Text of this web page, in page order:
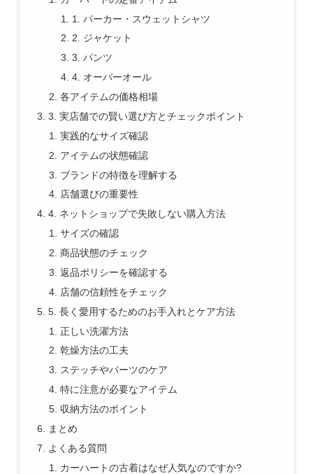
1. パーカー・スウェットシャツ
2. ジャケット
3. パンツ
4. オーバーオール
各アイテムの価格相場
3. 実店舗での賢い選び方とチェックポイント
実践的なサイズ確認
アイテムの状態確認
ブランドの特徴を理解する
店舗選びの重要性
4. ネットショップで失敗しない購入方法
サイズの確認
商品状態のチェック
返品ポリシーを確認する
店舗の信頼性をチェック
5. 長く愛用するためのお手入れとケア方法
正しい洗濯方法
乾燥方法の工夫
ステッチやパーツのケア
特に注意が必要なアイテム
収納方法のポイント
まとめ
よくある質問
カーハートの古着はなぜ人気なのですか?